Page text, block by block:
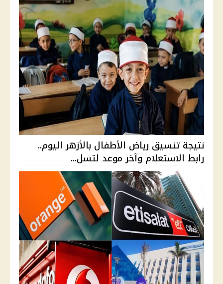
نتيجة تنسيق رياض الأطفال بالأزهر اليوم..
رابط الاستعلام وآخر موعد لتسل...